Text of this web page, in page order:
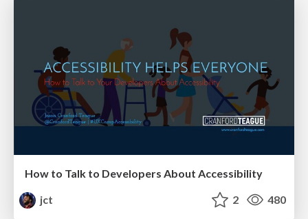
How to Talk to Developers About Accessibility
jct
2 480